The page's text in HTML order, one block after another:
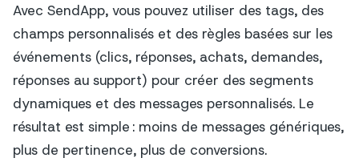
Avec SendApp, vous pouvez utiliser des tags, des
champs personnalisés et des règles basées sur les
événements (clics, réponses, achats, demandes,
réponses au support) pour créer des segments
dynamiques et des messages personnalisés. Le
résultat est simple : moins de messages génériques,
plus de pertinence, plus de conversions.